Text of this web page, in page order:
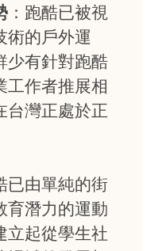
：跑酷已被視
術的戶外運
少有針對跑酷
工作者推展相
台灣正處於正
已由單純的街
育潛力的運動
立起從學生社